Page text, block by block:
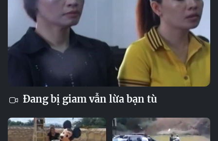
Đang bị giam vẫn lừa bạn tù